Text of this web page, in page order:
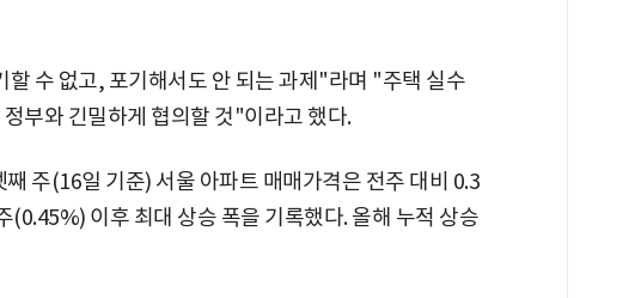
할 수 없고, 포기해서도 안 되는 과제"라며 "주택 실수
부와 긴밀하게 협의할 것"이라고 했다.
주(16일 기준) 서울 아파트 매매가격은 전주 대비 0.3
(0.45%) 이후 최대 상승 폭을 기록했다. 올해 누적 상승